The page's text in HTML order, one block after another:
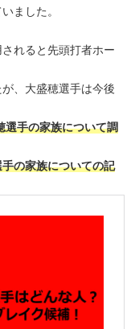
ました。
れると先頭打者ホー
、大盛穂選手は今後
選手の家族について調
の家族についての記